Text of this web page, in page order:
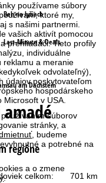
používame súbory
ktoré my,
s našimi partnermi.
vašich aktivít pomocou
prehliadači. Tieto profily
individuálne
reklamu a meranie
odvolateľný),
údajov poskytovateľom
hospodárskeho
v USA.
súborov
stránky, a
, budeme
a potrebné na
a o zmene
.
Beh na lyžiach
Last-Minute & Deals
am Dachstein
regióne
celkom: 701 km